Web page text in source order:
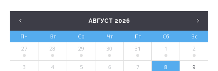
АВГУСТ 2026
Пн Вт Ср Чт Пт Сб
Вс
27
28 29 30 31 1 2
3 4 5 6 7 8 9